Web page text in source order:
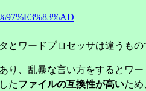
ワードプロセッサは違うもの
、乱暴な言い方をするとワ
たファイルの互換性が高いため